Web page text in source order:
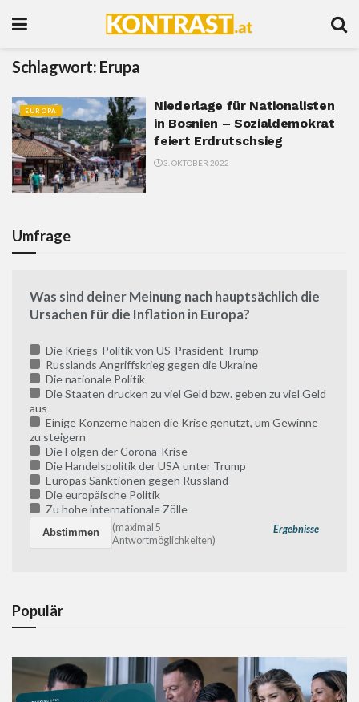
Schlagwort: Erupa
EUROPA
Niederlage für Nationalisten
in Bosnien – Sozialdemokrat
feiert Erdrutschsieg
3. OKTOBER 2022
Umfrage
Was sind deiner Meinung nach hauptsächlich die
Ursachen für die Inflation in Europa?
Die Kriegs-Politik von US-Präsident Trump
Russlands Angriffskrieg gegen die Ukraine
Die nationale Politik
Die Staaten drucken zu viel Geld bzw. geben zu viel Geld
aus
Einige Konzerne haben die Krise genutzt, um Gewinne
zu steigern
Die Folgen der Corona-Krise
Die Handelspolitik der USA unter Trump
Europas Sanktionen gegen Russland
Die europäische Politik
Zu hohe internationale Zölle
Ergebnisse
(maximal 5
Antwortmöglichkeiten)
Populär